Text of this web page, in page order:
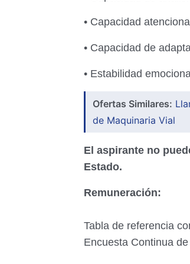
• Capacidad
• Capacidad de
• Estabilidad
Ofertas Similares:
de Maquinaria Vial
El aspirante no
Estado.
Remuneración:
Tabla de referencia
Encuesta Continua